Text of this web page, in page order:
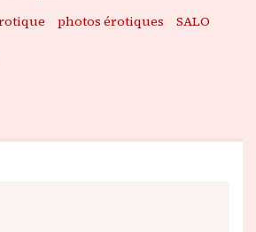
photos érotiques
SALO